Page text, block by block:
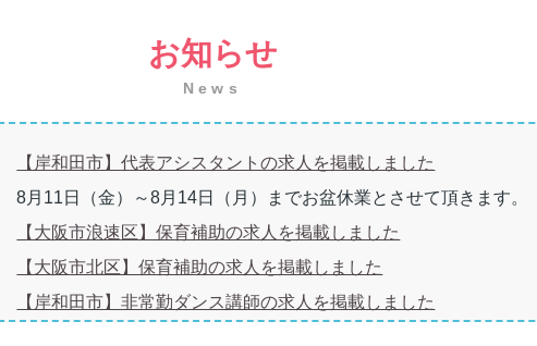
お知らせ
News
【岸和田市】代表アシスタントの求人を掲載しました
8月11日（金）～8月14日（月）までお盆休業とさせて頂きます。
【大阪市浪速区】保育補助の求人を掲載しました
【大阪市北区】保育補助の求人を掲載しました
【岸和田市】非常勤ダンス講師の求人を掲載しました